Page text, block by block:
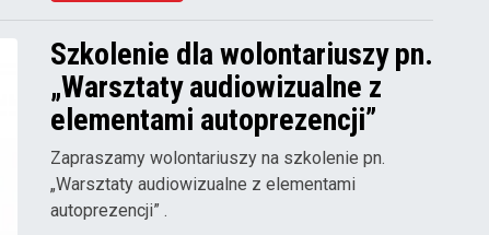
Szkolenie dla wolontariuszy pn.
„Warsztaty audiowizualne z
elementami autoprezencji”
Zapraszamy wolontariuszy na szkolenie pn.
„Warsztaty audiowizualne z elementami
autoprezencji” .